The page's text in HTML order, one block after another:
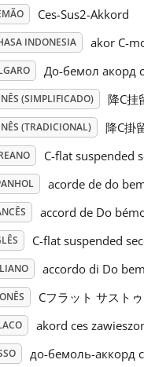
Ces-Sus2-Akkord
INDONESIA akor C-
До-бемол акорд
(SIMPLIFICADO) 降C挂
(TRADICIONAL) 降C掛
C-flat suspended
acorde de do
accord de Do
C-flat suspended
accordo di Do
Cフラット サスト
akord ces
до-бемоль-аккорд